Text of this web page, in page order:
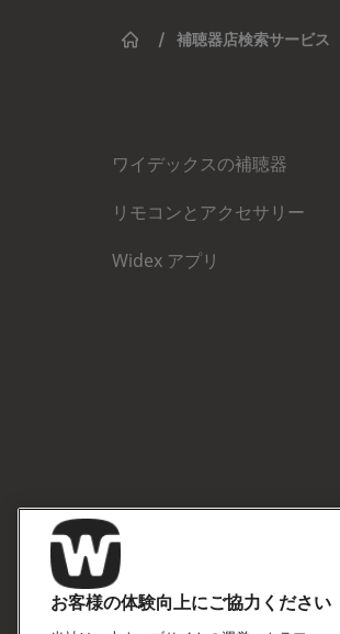
/ 補聴器店検索サービス
ワイデックスの補聴器
リモコンとアクセサリー
Widex アプリ
お客様の体験向上にご協力ください